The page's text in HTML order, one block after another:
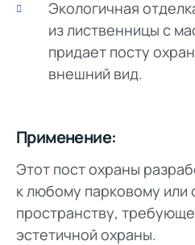
Экологичная
из лиственницы с
придает посту
внешний вид.
Применение:
Этот пост охраны
к любому парковому
пространству,
эстетичной охраны.